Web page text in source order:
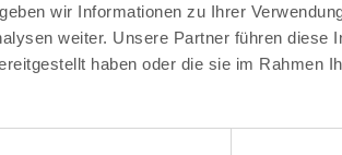
wir Informationen zu Ihrer
weiter. Unsere Partner führen diese
haben oder die sie im Rahmen